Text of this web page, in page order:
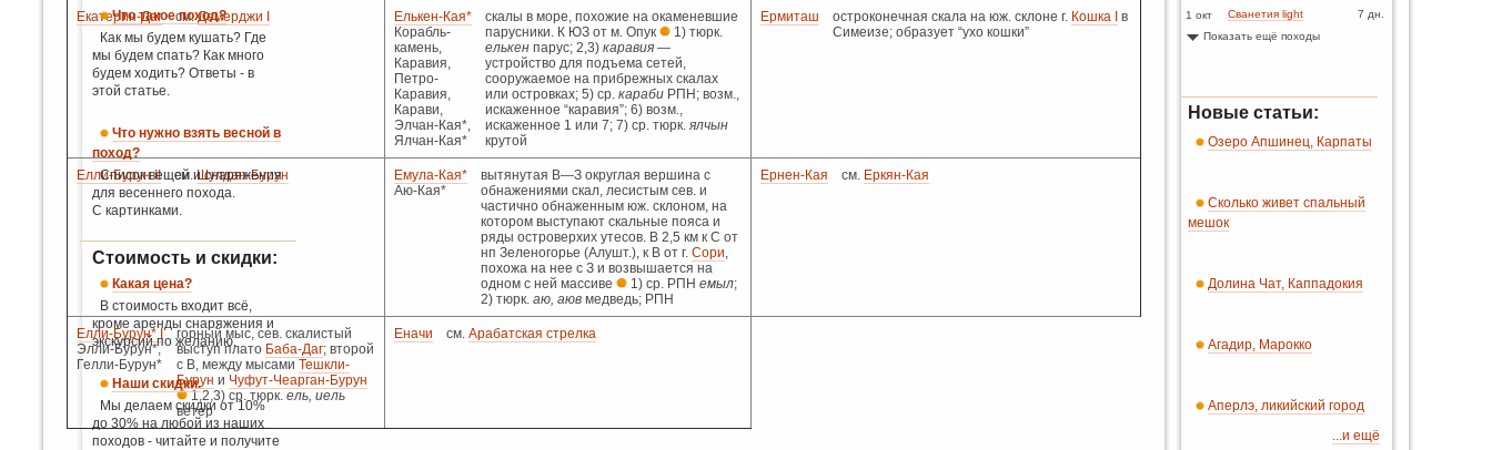
Екатерин-Даг см.Демерджи I
Елькен-Кая*
Корабль-
камень,
Каравия,
Петро-
Каравия,
Карави,
Элчан-Кая*,
Ялчан-Кая*
скалы в море, похожие на окаменевшие
парусники. К ЮЗ от м. Опук
1) тюрк.
елькен парус; 2,3) каравия —
устройство для подъема сетей,
сооружаемое на прибрежных скалах
или островках; 5) ср. караби РПН; возм.,
искаженное “каравия”; 6) возм.,
искаженное 1 или 7; 7) ср. тюрк. ялчын
крутой
Ермиташ остроконечная скала на юж. склоне г. Кошка I
в
Симеизе; образует “ухо кошки”
Елли-Бурун II см.Шулдан-Бурун
Емула-Кая*
Аю-Кая*
вытянутая В—З округлая вершина с
обнажениями скал, лесистым сев. и
частично обнаженным юж. склоном, на
котором выступают скальные пояса и
ряды островерхих утесов. В 2,5 км к С от
нп Зеленогорье (Алушт.), к В от г. Сори,
похожа на нее с З и возвышается на
одном с ней массиве
1) ср. РПН емыл;
2) тюрк. аю, аюв медведь; РПН
Ернен-Кая см. Еркян-Кая
Елли-Бурун* I
Элли-Бурун*,
Гелли-Бурун*
горный мыс, сев. скалистый
выступ плато Баба-Даг; второй
с В, между мысами Тешкли-
Бурун и Чуфут-Чеарган-Бурун
1,2,3) ср. тюрк. ель, иель
ветер
Еначи см. Арабатская стрелка
Что такое поход?
Как мы будем кушать? Где
мы будем спать? Как много
будем ходить? Ответы - в
этой статье.
Что нужно взять весной в
поход?
Список вещей и снаряжения
для весеннего похода.
С картинками.
Стоимость и скидки:
Какая цена?
В стоимость входит всё,
кроме аренды снаряжения и
экскурсий по желанию.
Наши скидки.
Мы делаем скидки от 10%
до 30% на любой из наших
походов - читайте и получите
1 окт
Сванетия light
7 дн.
Показать ещё походы
Новые статьи:
Озеро Апшинец, Карпаты
Сколько живет спальный
мешок
Долина Чат, Каппадокия
Агадир, Марокко
Аперлэ, ликийский город
...и ещё